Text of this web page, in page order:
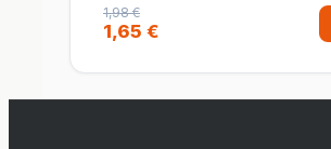
Steckdose für Innen/Aussen
Grau Anthrazit
1,98 €
1,65 €